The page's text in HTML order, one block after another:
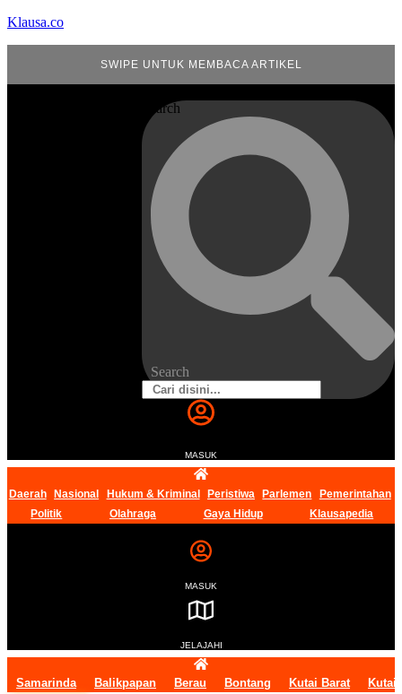
Klausa.co
SWIPE UNTUK MEMBACA ARTIKEL
Search
Search
MASUK
Daerah Nasional Hukum & Kriminal Peristiwa Parlemen
Pemerintahan
Politik
Olahraga Gaya Hidup Klausapedia
MASUK
JELAJAHI
Samarinda Balikpapan Berau Bontang Kutai Barat Kutai